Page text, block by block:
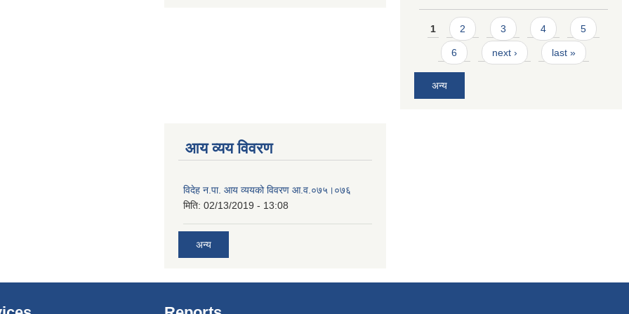
Pages
1 2 3 4 5
6 next › last »
अन्य
आय व्यय विवरण
विदेह न.पा. आय व्ययको विवरण आ.व.०७५।०७६
मिति: 02/13/2019 - 13:08
अन्य